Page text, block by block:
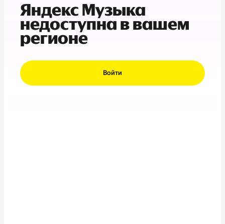
Яндекс Музыка
недоступна в вашем
регионе
Войти